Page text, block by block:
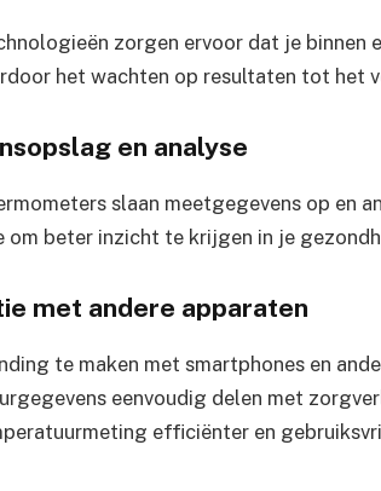
zorgen ervoor dat je binnen
het wachten op resultaten tot het
en analyse
slaan meetgegevens op en
om beter inzicht te krijgen in je
met andere apparaten
te maken met smartphones en
eenvoudig delen met
efficiënter en